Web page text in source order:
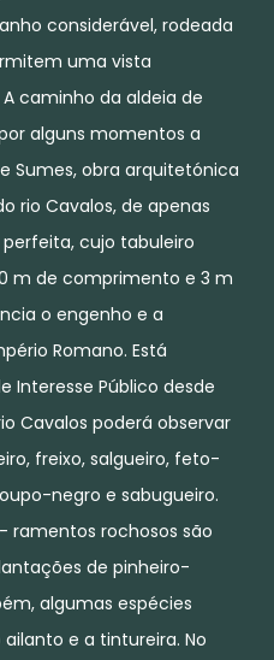
considerável, rodeada
uma vista
caminho da aldeia de
alguns momentos a
Sumes, obra arquitetónica
rio Cavalos, de apenas
cujo tabuleiro
m de comprimento e 3 m
o engenho e a
Romano. Está
Interesse Público desde
Cavalos poderá observar
freixo, salgueiro, feto-
negro e sabugueiro.
ramentos rochosos são
de pinheiro-
algumas espécies
e a tintureira. No